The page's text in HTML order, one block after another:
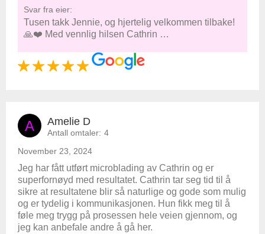
Svar fra eier:
Tusen takk Jennie, og hjertelig velkommen tilbake!
🙏❤️ Med vennlig hilsen Cathrin …
A Amelie D
Antall omtaler: 4
November 23, 2024
Jeg har fått utført microblading av Cathrin og er
superfornøyd med resultatet. Cathrin tar seg tid til å
sikre at resultatene blir så naturlige og gode som mulig
og er tydelig i kommunikasjonen. Hun fikk meg til å
føle meg trygg på prosessen hele veien gjennom, og
jeg kan anbefale andre å gå her.